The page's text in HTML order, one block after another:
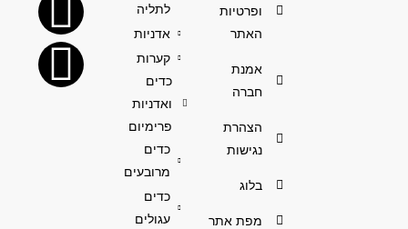
לתליה
אדניות
קערות
כדים
ואדניות
פרימיום
כדים
מרובעים
כדים
עגולים
ופרטיות
האתר
אמנת
חברה
הצהרת
נגישות
בלוג
מפת אתר